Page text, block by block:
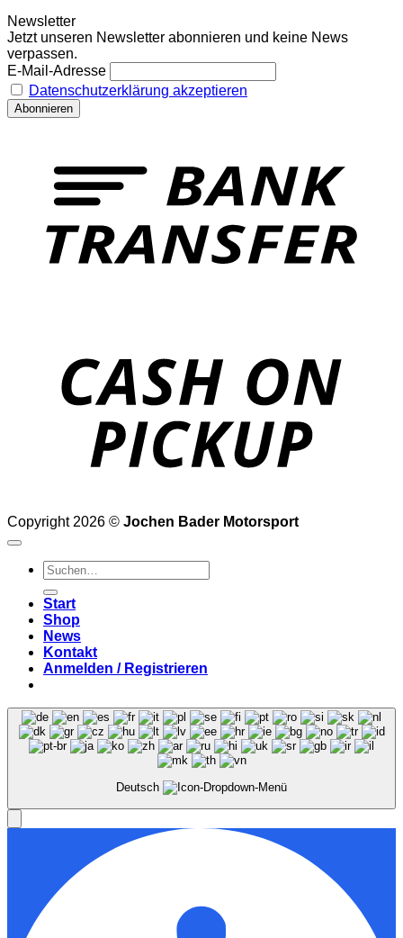
Newsletter
Jetzt unseren Newsletter abonnieren und keine News
verpassen.
E-Mail-Adresse
Datenschutzerklärung akzeptieren
Copyright 2026 © Jochen Bader Motorsport
Suchen
nach:
Start
Shop
News
Kontakt
Anmelden / Registrieren
Deutsch